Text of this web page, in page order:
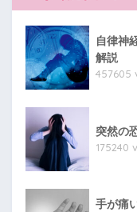
自律神
解説
457605
突然の
175240
手が痛